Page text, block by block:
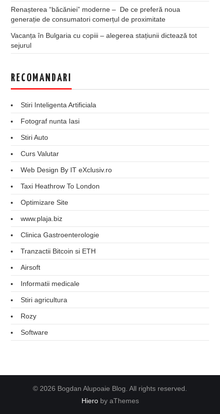
Renașterea “băcăniei” moderne – De ce preferă noua
generație de consumatori comerțul de proximitate
Vacanța în Bulgaria cu copiii – alegerea stațiunii dictează tot
sejurul
RECOMANDARI
Stiri Inteligenta Artificiala
Fotograf nunta Iasi
Stiri Auto
Curs Valutar
Web Design By IT eXclusiv.ro
Taxi Heathrow To London
Optimizare Site
www.plaja.biz
Clinica Gastroenterologie
Tranzactii Bitcoin si ETH
Airsoft
Informatii medicale
Stiri agricultura
Rozy
Software
© 2026 Bogdan Alupoaie Blog. All rights reserved.
Hieroby aThemes